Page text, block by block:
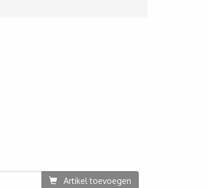
Artikel toevoegen